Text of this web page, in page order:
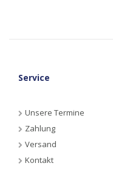
Service
Unsere Termine
Zahlung
Versand
Kontakt